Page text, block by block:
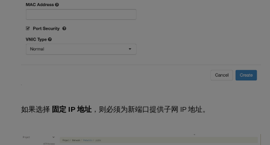
如果选择 固定 IP 地址 ，则必须为新端口提供子网 IP 地址。